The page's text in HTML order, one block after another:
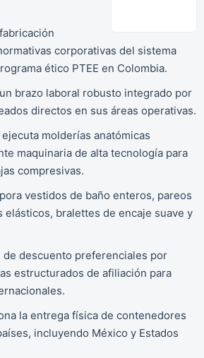
corporativas del sistema
ético PTEE en Colombia.
brazo laboral robusto integrado por
directos en sus áreas operativas.
molderías anatómicas
maquinaria de alta tecnología para
compresivas.
vestidos de baño enteros, pareos
elásticos, bralettes de encaje suave y
de descuento preferenciales por
estructurados de afiliación para
la entrega física de contenedores
incluyendo México y Estados